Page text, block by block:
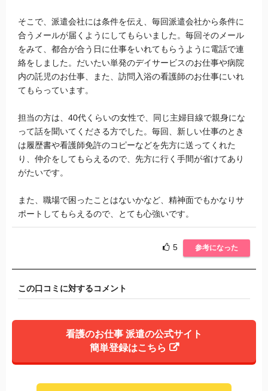
そこで、派遣会社には条件を伝え、毎回派遣会社から条件に
合うメールが届くようにしてもらいました。毎回そのメール
をみて、都合が合う日に仕事をいれてもらうように電話で連
絡をしました。だいたい単発のデイサービスのお仕事や病院
内の託児のお仕事、また、訪問入浴の看護師のお仕事にいれ
てもらっています。
担当の方は、40代くらいの女性で、同じ主婦目線で親身にな
って話を聞いてくださる方でした。毎回、新しい仕事のとき
は履歴書や看護師免許のコピーなどを先方に送ってくれた
り、仲介をしてもらえるので、先方に行く手間が省けてあり
がたいです。
また、職場で困ったことはないかなど、精神面でもかなりサ
ポートしてもらえるので、とても心強いです。
5 参考になった
この口コミに対するコメント
看護のお仕事 派遣の公式サイト
簡単登録はこちら